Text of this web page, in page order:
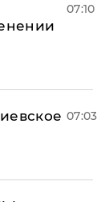
07:10
07:03